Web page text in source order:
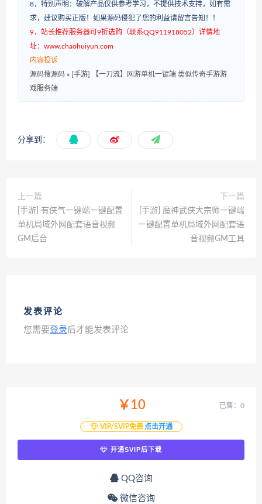
8，特别声明：破解产品仅供参考学习，不提供技术支持，如有需
求，建议购买正版！如果源码侵犯了您的利益请留言告知！！
9，站长推荐服务器可9折选购（联系QQ911918052）详情地
址：www.chaohuiyun.com
内容投诉
源码搜源码 » [手游] 【一刀流】网游单机一键端 类似传奇手游游
戏服务端
分享到：
上一篇
[手游] 有侠气一键端一键配置
单机局域外网配套语音视频
GM后台
下一篇
[手游] 魔神武侠大宗师一键端
一键配置单机局域外网配套语
音视频GM工具
发表评论
您需要登录后才能发表评论
￥10
VIP/SVIP免费 点击开通
已售：0
开通SVIP后下载
QQ咨询
微信咨询